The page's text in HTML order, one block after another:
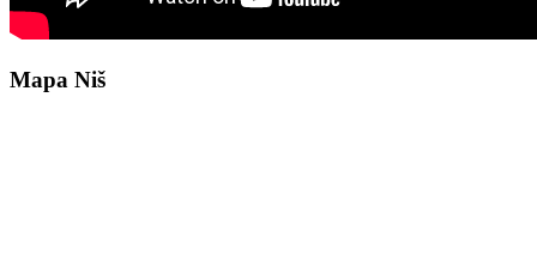
Mapa Niš